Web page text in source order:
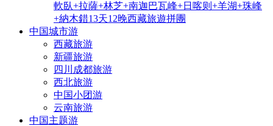
軟臥+拉薩+林芝+南迦巴瓦峰+日喀则+羊湖+珠峰
+納木錯13天12晚西藏旅遊拼團
中国城市游
西藏旅游
新疆旅游
四川成都旅游
西北旅游
中国小团游
云南旅游
中国主题游